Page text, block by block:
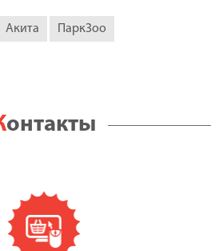
Акита ПаркЗоо
Контакты